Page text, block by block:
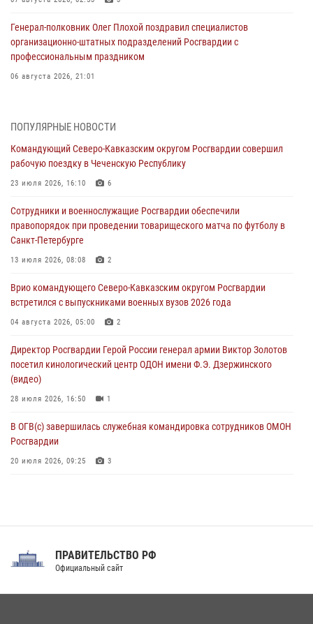
Генерал-полковник Олег Плохой поздравил специалистов
организационно-штатных подразделений Росгвардии с
профессиональным праздником
06 августа 2026, 21:01
Росгвардии (видео)
06 августа 2026, 14:47 10 1
В Брянске сотрудники и военнослужащие Росгвардии почтили
06 августа 2026, 14:36 2
В кинологическом центре Уральского округа Росгвардии почтили
память товарищей, погибших при исполнении воинского долга
В Центральном округе Росгвардии прошли мероприятия к
108‑летию генерала армии И.К. Яковлева
Росгвардейцы задержали мужчину, открывшего стрельбу в
Подмосковье (видео)
06 августа 2026, 12:35
ПОПУЛЯРНЫЕ НОВОСТИ
Командующий Северо-Кавказским округом Росгвардии совершил
рабочую поездку в Чеченскую Республику
23 июля 2026, 16:10 6
Сотрудники и военнослужащие Росгвардии обеспечили
правопорядок при проведении товарищеского матча по футболу в
Санкт-Петербурге
13 июля 2026, 08:08 2
Врио командующего Северо-Кавказским округом Росгвардии
встретился с выпускниками военных вузов 2026 года
04 августа 2026, 05:00 2
Директор Росгвардии Герой России генерал армии Виктор Золотов
посетил кинологический центр ОДОН имени Ф.Э. Дзержинского
(видео)
28 июля 2026, 16:50 1
В ОГВ(с) завершилась служебная командировка сотрудников ОМОН
Росгвардии
20 июля 2026, 09:25 3
Праздник «Один день с Росгвардией» к 105-летию Центрального
ПРАВИТЕЛЬСТВО РФ
Официальный сайт